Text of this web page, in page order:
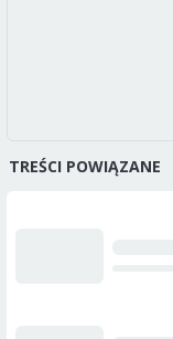
TREŚCI POWIĄZANE